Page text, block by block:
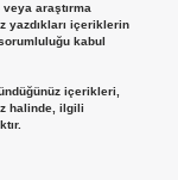
araştırma
yazdıkları içeriklerin
kabul
içerikleri,
halinde, ilgili